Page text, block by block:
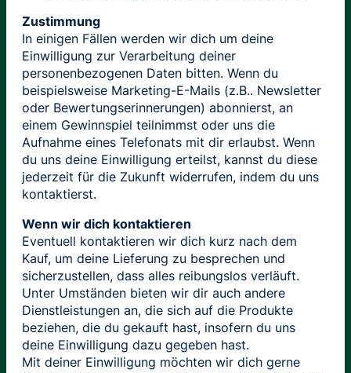
Zustimmung
In einigen Fällen werden wir dich um deine
Einwilligung zur Verarbeitung deiner
personenbezogenen Daten bitten. Wenn du
beispielsweise Marketing-E-Mails (z.B.. Newsletter
oder Bewertungserinnerungen) abonnierst, an
einem Gewinnspiel teilnimmst oder uns die
Aufnahme eines Telefonats mit dir erlaubst. Wenn
du uns deine Einwilligung erteilst, kannst du diese
jederzeit für die Zukunft widerrufen, indem du uns
kontaktierst.
Wenn wir dich kontaktieren
Eventuell kontaktieren wir dich kurz nach dem
Kauf, um deine Lieferung zu besprechen und
sicherzustellen, dass alles reibungslos verläuft.
Unter Umständen bieten wir dir auch andere
Dienstleistungen an, die sich auf die Produkte
beziehen, die du gekauft hast, insofern du uns
deine Einwilligung dazu gegeben hast.
Mit deiner Einwilligung möchten wir dich gerne